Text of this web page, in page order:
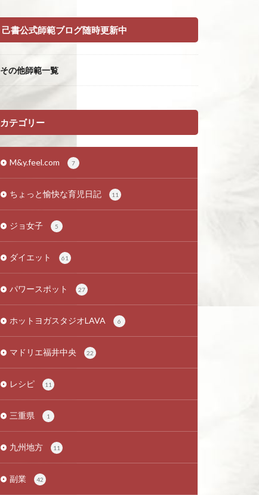
己書公式師範ブログ随時更新中
その他師範一覧
カテゴリー
M&y.feel.com 7
ちょっと愉快な育児日記 11
ジョ女子 5
ダイエット 61
パワースポット 27
ホットヨガスタジオLAVA 6
マドリエ福井中央 22
レシピ 11
三重県 1
九州地方 11
副業 42